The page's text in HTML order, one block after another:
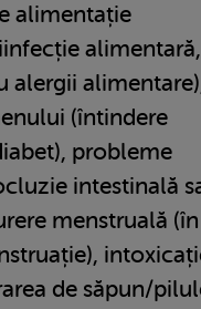
alimentație
alimentară,
alergii
(întindere
probleme
intestinală
menstruală (în
de săpun/